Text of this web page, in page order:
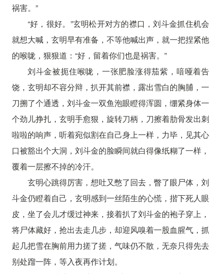
祸害。”
“好，很好。”玄明松开对方的襟口，刘斗金抓住机会
就想大喊，玄明早有准备，不等他喊出声，就一把捏紧他
的喉咙，狠狠道：“好，留着你们也是祸害。”
刘斗金被扼住喉咙，一张肥脸涨得茄紫，喑哑着告
饶，玄明却不容分辩，扒开其前襟，露出雪白的胸脯，一
刀搠了个通透，刘斗金一双鱼泡眼瞪得浑圆，绷紧身体一
个劲儿挣扎，玄明手愈狠，旋转刀柄，刀擦着肋骨发出刺
啦啦的响声，听着宛似割在自己身上一样，力毕，见其心
口被豁出个大洞，刘斗金的脸瞬间就白得像纸糊了一样，
覆着一层擦不掉的冷汗。
玄明心跳得厉害，想吐又憋了回去，瞥了眼尸体，刘
斗金仍瞪着自己，玄明感到一丝陌生的心慌，揩下死人眼
皮，坐了会儿才缓过神来，接着扒了刘斗金的袍子穿上，
将尸体藏好，抢出去走几步，却迎风嗅着一股血腥气，抓
起几把雪在胸前用力搓了搓，气味仍不散，无奈只得先去
别处蹓一阵，等入夜再作计划。